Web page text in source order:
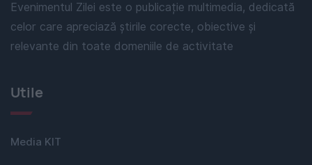
Evenimentul Zilei este o publicație multimedia, dedicată
celor care apreciază știrile corecte, obiective și
relevante din toate domeniile de activitate
Utile
Media KIT